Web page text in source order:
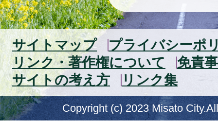
サイトマップ
プライバシーポ
リンク・著作権について
免責
サイトの考え方
リンク集
Copyright (c) 2023 Misato